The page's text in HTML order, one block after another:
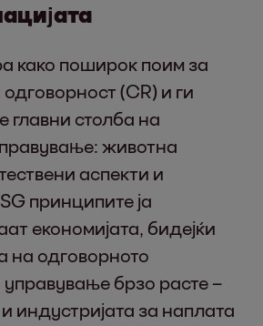
како поширок поим за
(CR) и ги
главни столба на
животна
аспекти и
принципите ја
економијата, бидејќи
на одговорното
брзо расте –
и индустријата за наплата